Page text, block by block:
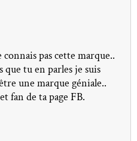
pas cette marque..
que tu en parles je suis
une marque géniale..
fan de ta page FB.